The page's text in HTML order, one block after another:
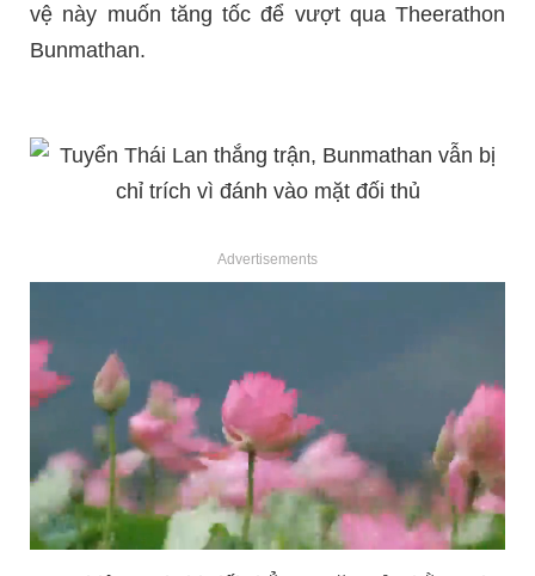
vệ này muốn tăng tốc để vượt qua Theerathon
Bunmathan.
Advertisements